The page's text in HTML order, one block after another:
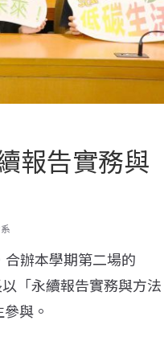
報告實務與
合辦本學期第二場的
「永續報告實務與方法
與。